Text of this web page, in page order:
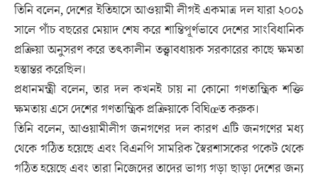
তিনি বলেন, দেশের ইতিহাসে আওয়ামী লীগই একমাত্র দল যারা ২০০১
সালে পাঁচ বছরের মেয়াদ শেষ করে শান্তিপূর্ণভাবে দেশের সাংবিধানিক
প্রক্রিয়া অনুসরণ করে তৎকালীন তত্ত্বাবধায়ক সরকারের কাছে ক্ষমতা
হস্তান্তর করেছিল।
প্রধানমন্ত্রী বলেন, তার দল কখনই চায় না কোনো গণতান্ত্রিক শক্তি
ক্ষমতায় এসে দেশের গণতান্ত্রিক প্রক্রিয়াকে বিঘিœত করুক।
তিনি বলেন, আওয়ামীলীগ জনগণের দল কারণ এটি জনগণের মধ্য
থেকে গঠিত হয়েছে এবং বিএনপি সামরিক স্বৈরশাসকের পকেট থেকে
গঠিত হয়েছে এবং তারা নিজেদের তাদের ভাগ্য গড়া ছাড়া দেশের জন্য